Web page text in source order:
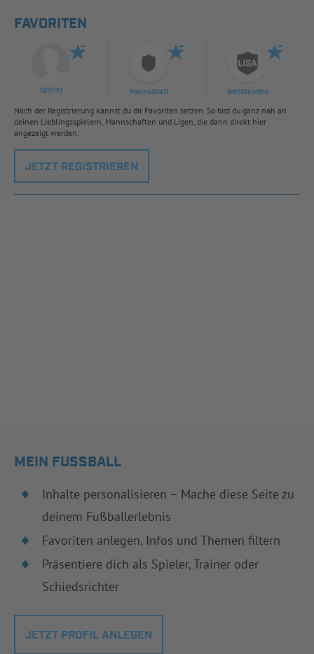
FAVORITEN
Spieler Mannschaft Wettbewerb
Nach der Registrierung kannst du dir Favoriten setzen. So bist du ganz nah an
deinen Lieblingsspielern, Mannschaften und Ligen, die dann direkt hier
angezeigt werden.
JETZT REGISTRIEREN
MEIN FUSSBALL
Inhalte personalisieren – Mache diese Seite zu
deinem Fußballerlebnis
Favoriten anlegen, Infos und Themen filtern
Präsentiere dich als Spieler, Trainer oder
Schiedsrichter
JETZT PROFIL ANLEGEN